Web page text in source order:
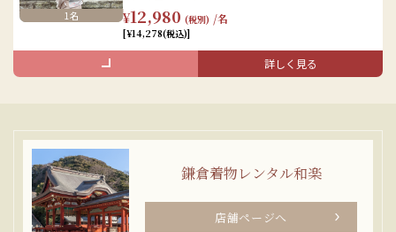
予約する
予約する
小物レンタル（足袋/和装バッグ/草履/髪飾り）
ヘアセット
予約する
1名 ¥12,980 (税別) /名
[¥14,278(税込)]
セット内容
着物レンタル（訪問着/帯/長襦袢/肌着）
小物レンタル（帯締め/帯揚げ/足袋/草履/和装バッグ/髪飾
り）
着付け
詳しく見る
鎌倉着物レンタル和楽
店舗ページへ